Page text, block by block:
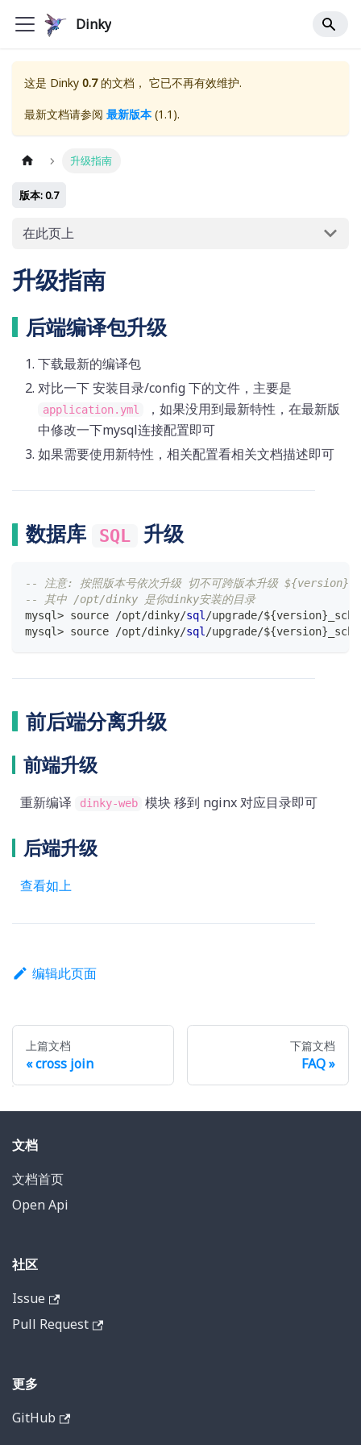
Dinky
这是 Dinky 0.7的文档， 它已不再有效维护.
最新文档请参阅 最新版本(1.1 ).
升级指南
版本: 0.7
在此页上
升级指南
后端编译包升级
下载最新的编译包
对比一下 安装目录/config 下的文件，主要是
application.yml
，如果没用到最新特性，在最新版
中修改一下mysql连接配置即可
如果需要使用新特性，相关配置看相关文档描述即可
数据库 SQL 升级
-- 注意: 按照版本号依次升级 切不可跨版本升级 ${version}
-- 其中 /opt/dinky 是你dinky安装的目录
mysql> source /opt/dinky/sql /upgrade/
mysql> source /opt/dinky/sql /upgrade/
前后端分离升级
前端升级
重新编译 dinky-web 模块 移到 nginx 对应目录即可
后端升级
查看如上
编辑此页面
上篇文档
cross join
下篇文档
FAQ
文档
文档首页
Open Api
社区
Issue
Pull Request
更多
GitHub